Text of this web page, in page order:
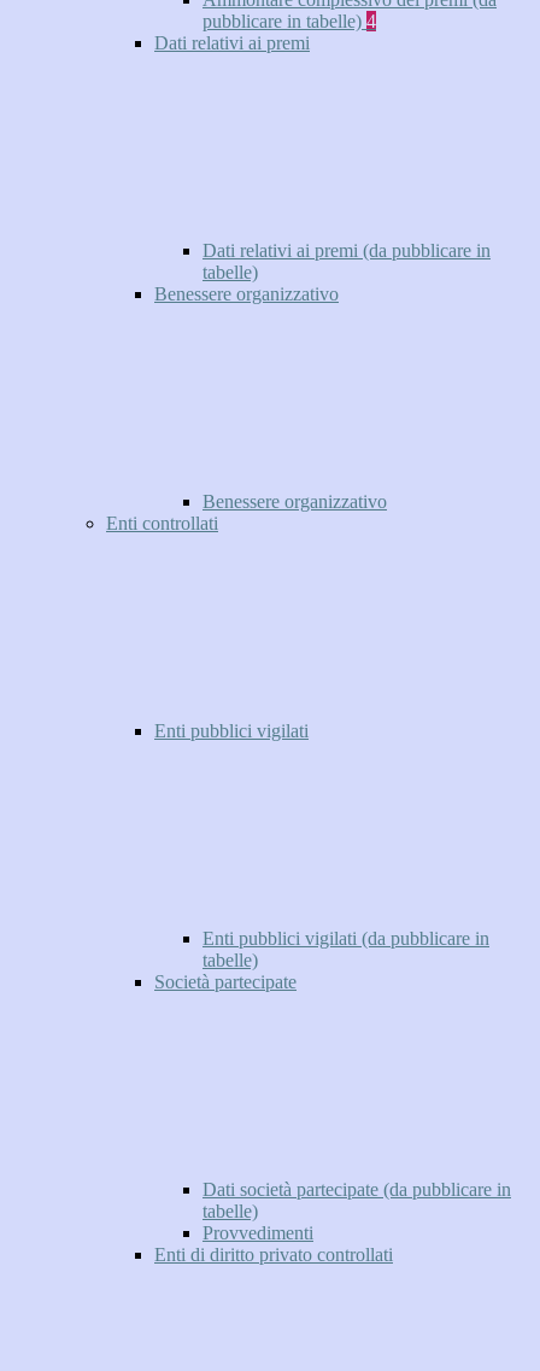
pubblicare in tabelle) 4
Dati relativi ai premi
Dati relativi ai premi (da pubblicare in
tabelle)
Benessere organizzativo
Benessere organizzativo
Enti controllati
Enti pubblici vigilati
Enti pubblici vigilati (da pubblicare in
tabelle)
Società partecipate
Dati società partecipate (da pubblicare in
tabelle)
Provvedimenti
Enti di diritto privato controllati